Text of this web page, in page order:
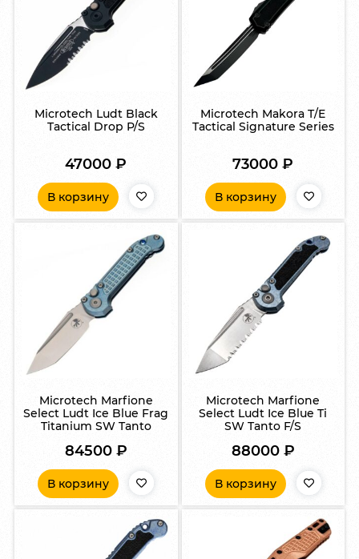
Microtech Ludt Black
Tactical Drop P/S
47000₽
В корзину
Microtech Makora T/E
Tactical Signature Series
73000₽
В корзину
Microtech Marfione
Select Ludt Ice Blue Frag
Titanium SW Tanto
84500 ₽
В корзину
Microtech Marfione
Select Ludt Ice Blue Ti
SW Tanto F/S
88000 ₽
В корзину